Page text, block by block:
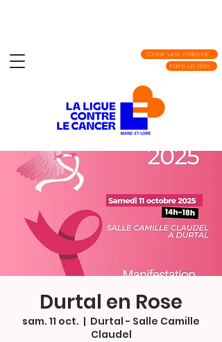
Créer une collecte
Faire un don
Durtal en Rose
sam. 11 oct.
  |
Durtal - Salle Camille
Claudel